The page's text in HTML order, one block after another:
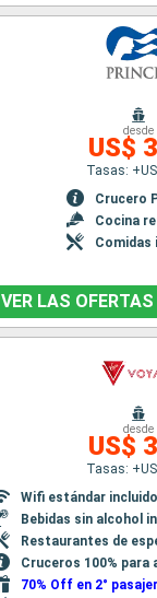
desde
US$
Tasas:
Crucero
Cocina
Comidas
VER LAS OFERTAS
desde
US$
Tasas:
Wifi estándar incluido
Bebidas sin alcohol
Restaurantes de
Cruceros 100% para
70% Off en 2°